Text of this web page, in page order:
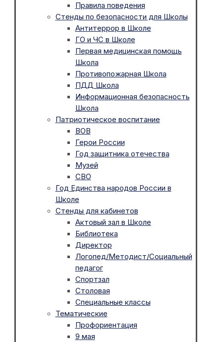
Правила поведения
Стенды по безопасности для Школы
Антитеррор в Школе
ГО и ЧС в Школе
Первая медицинская помощь
Школа
Противопожарная Школа
ПДД Школа
Информационная безопасность
Школа
Патриотическое воспитание
ВОВ
Герои России
Год защитника отечества
Музей
СВО
Год Единства народов России в
Школе
Стенды для кабинетов
Актовый зал в Школе
Библиотека
Директор
Логопед/Методист/Социальный
педагог
Спортзал
Столовая
Специальные классы
Тематические
Профориентация
9 мая